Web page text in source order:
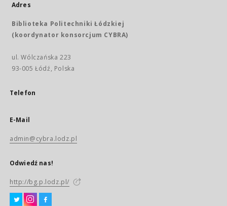
Adres
Biblioteka Politechniki Łódzkiej
(koordynator konsorcjum CYBRA)
ul. Wólczańska 223
93-005 Łódź, Polska
Telefon
E-Mail
admin@cybra.lodz.pl
Odwiedź nas!
http://bg.p.lodz.pl/